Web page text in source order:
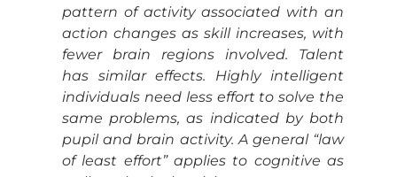
pattern of activity associated with an
action changes as skill increases, with
fewer brain regions involved. Talent
has similar effects. Highly intelligent
individuals need less effort to solve the
same problems, as indicated by both
pupil and brain activity. A general “law
of least effort” applies to cognitive as